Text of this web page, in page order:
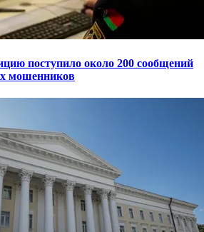
поступило около 200 сообщений
мошенников